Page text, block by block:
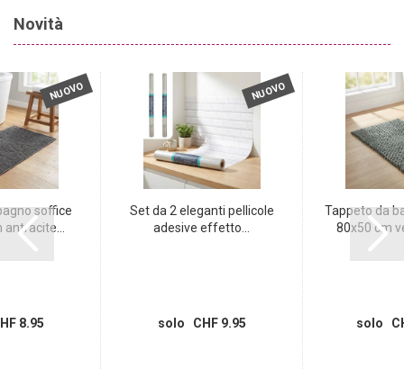
Novità
NUOVO
soffice
8.95
NUOVO
Set da 2 eleganti pellicole
adesive effetto...
solo CHF 9.95
Tappeto da
80x50 cm
solo